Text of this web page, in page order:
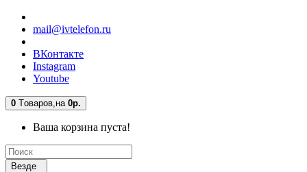
mail@ivtelefon.ru
ВКонтакте
Instagram
Youtube
0 Tоваров,на 0р.
Ваша корзина пуста!
Везде